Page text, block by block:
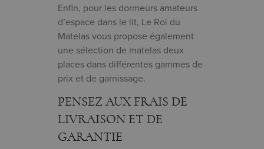
Enfin, pour les dormeurs amateurs
d’espace dans le lit, Le Roi du
Matelas vous propose également
une sélection de matelas deux
places dans différentes gammes de
prix et de garnissage.
PENSEZ AUX FRAIS DE
LIVRAISON ET DE
GARANTIE